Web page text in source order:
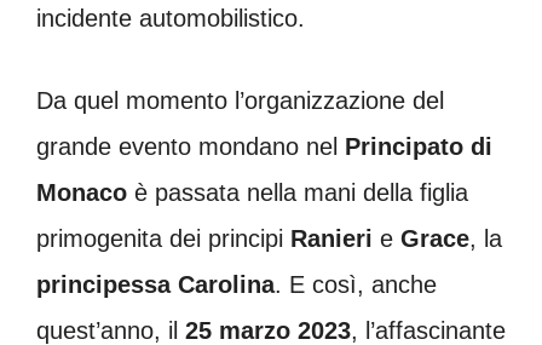
incidente automobilistico.
Da quel momento l’organizzazione del
grande evento mondano nel Principato di
Monaco è passata nella mani della figlia
primogenita dei principi Ranieri e Grace, la
principessa Carolina. E così, anche
quest’anno, il 25 marzo 2023, l’affascinante